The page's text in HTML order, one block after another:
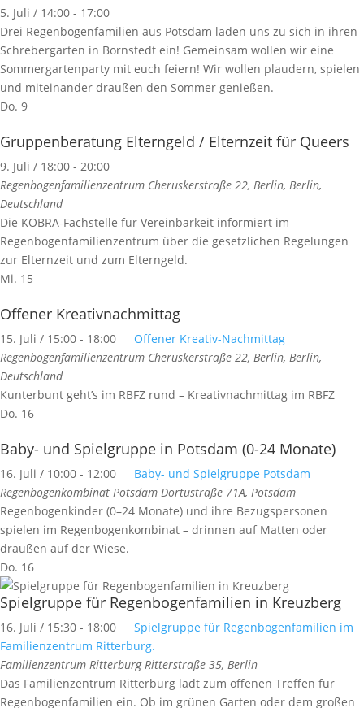
5. Juli / 14:00 - 17:00
Drei Regenbogenfamilien aus Potsdam laden uns zu sich in ihren
Schrebergarten in Bornstedt ein! Gemeinsam wollen wir eine
Sommergartenparty mit euch feiern! Wir wollen plaudern, spielen
und miteinander draußen den Sommer genießen.
Do. 9
Gruppenberatung Elterngeld / Elternzeit für Queers
9. Juli / 18:00 - 20:00
Regenbogenfamilienzentrum Cheruskerstraße 22, Berlin, Berlin,
Deutschland
Die KOBRA-Fachstelle für Vereinbarkeit informiert im
Regenbogenfamilienzentrum über die gesetzlichen Regelungen
zur Elternzeit und zum Elterngeld.
Mi. 15
Offener Kreativnachmittag
15. Juli / 15:00 - 18:00
Offener Kreativ-Nachmittag
Regenbogenfamilienzentrum Cheruskerstraße 22, Berlin, Berlin,
Deutschland
Kunterbunt geht’s im RBFZ rund – Kreativnachmittag im RBFZ
Do. 16
Baby- und Spielgruppe in Potsdam (0-24 Monate)
16. Juli / 10:00 - 12:00
Baby- und Spielgruppe Potsdam
Regenbogenkombinat Potsdam Dortustraße 71A, Potsdam
Regenbogenkinder (0–24 Monate) und ihre Bezugspersonen
spielen im Regenbogenkombinat – drinnen auf Matten oder
draußen auf der Wiese.
Do. 16
Spielgruppe für Regenbogenfamilien in Kreuzberg
16. Juli / 15:30 - 18:00
Spielgruppe für Regenbogenfamilien im
Familienzentrum Ritterburg.
Familienzentrum RitterburgRitterstraße 35, Berlin
Das Familienzentrum Ritterburg lädt zum offenen Treffen für
Regenbogenfamilien ein. Ob im grünen Garten oder dem großen